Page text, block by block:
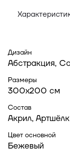
Дизайн
Абстракция,
Размеры
300x200 см
Состав
Акрил, Артшёлк
Цвет основной
Бежевый